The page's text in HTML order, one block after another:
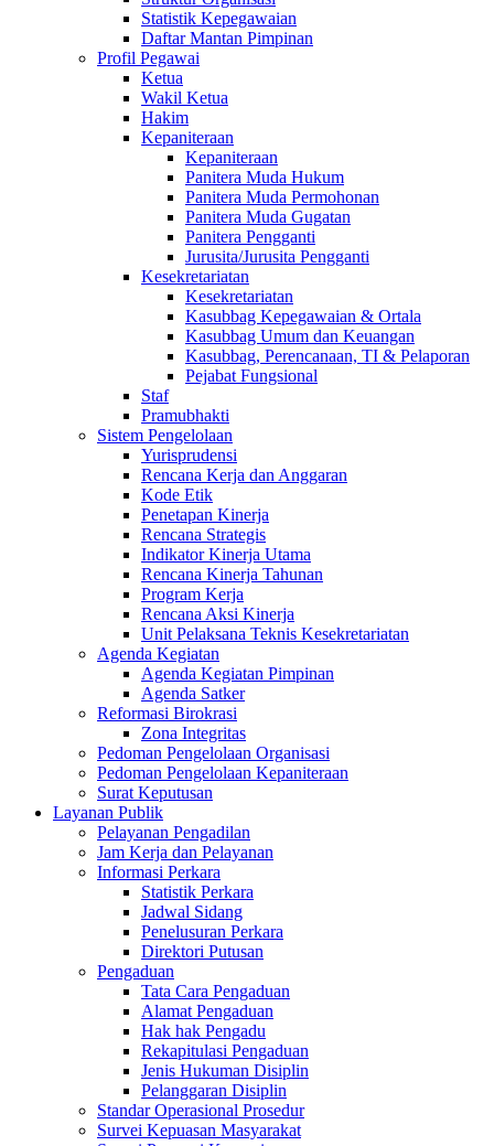
Statistik Kepegawaian
Daftar Mantan Pimpinan
Profil Pegawai
Ketua
Wakil Ketua
Hakim
Kepaniteraan
Kepaniteraan
Panitera Muda Hukum
Panitera Muda Permohonan
Panitera Muda Gugatan
Panitera Pengganti
Jurusita/Jurusita Pengganti
Kesekretariatan
Kesekretariatan
Kasubbag Kepegawaian & Ortala
Kasubbag Umum dan Keuangan
Kasubbag, Perencanaan, TI & Pelaporan
Pejabat Fungsional
Staf
Pramubhakti
Sistem Pengelolaan
Yurisprudensi
Rencana Kerja dan Anggaran
Kode Etik
Penetapan Kinerja
Rencana Strategis
Indikator Kinerja Utama
Rencana Kinerja Tahunan
Program Kerja
Rencana Aksi Kinerja
Unit Pelaksana Teknis Kesekretariatan
Agenda Kegiatan
Agenda Kegiatan Pimpinan
Agenda Satker
Reformasi Birokrasi
Zona Integritas
Pedoman Pengelolaan Organisasi
Pedoman Pengelolaan Kepaniteraan
Surat Keputusan
Layanan Publik
Pelayanan Pengadilan
Jam Kerja dan Pelayanan
Informasi Perkara
Statistik Perkara
Jadwal Sidang
Penelusuran Perkara
Direktori Putusan
Pengaduan
Tata Cara Pengaduan
Alamat Pengaduan
Hak hak Pengadu
Rekapitulasi Pengaduan
Jenis Hukuman Disiplin
Pelanggaran Disiplin
Standar Operasional Prosedur
Survei Kepuasan Masyarakat